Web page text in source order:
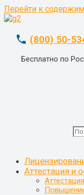
Перейти к
phone (800) 50-
Бесплатно по
Аттестация и